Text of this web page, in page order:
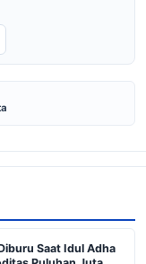
Saat Idul Adha